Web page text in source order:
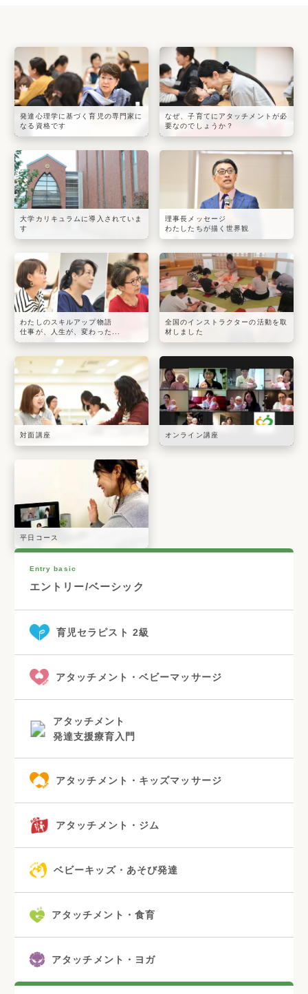
発達心理学に基づく育児の専門家に
なる資格です
なぜ、子育てにアタッチメントが必
要なのでしょうか？
大学カリキュラムに導入されていま
す
理事長メッセージ
わたしたちが描く世界観
わたしのスキルアップ物語
仕事が、人生が、変わった...
全国のインストラクターの活動を取
材しました
対面講座 オンライン講座
平日コース
Entry basic
エントリー/ベーシック
育児セラピスト 2級
アタッチメント・ベビーマッサージ
アタッチメント
発達支援療育入門
アタッチメント・キッズマッサージ
アタッチメント・ジム
ベビーキッズ・あそび発達
アタッチメント・食育
アタッチメント・ヨガ